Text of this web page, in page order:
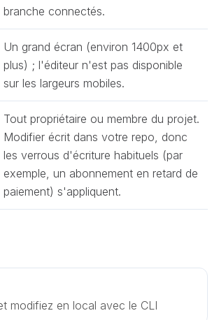
branche connectés.
Un grand écran (environ 1400px et
plus) ; l'éditeur n'est pas disponible
sur les largeurs mobiles.
Tout propriétaire ou membre du projet.
Modifier écrit dans votre repo, donc
les verrous d'écriture habituels (par
exemple, un abonnement en retard de
paiement) s'appliquent.
modifiez en local avec le CLI